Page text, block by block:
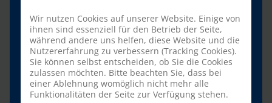
Heide Park World
Newsletter
Wir nutzen Cookies auf unserer Website. Einige von
ihnen sind essenziell für den Betrieb der Seite,
während andere uns helfen, diese Website und die
Nutzererfahrung zu verbessern (Tracking Cookies).
Sie können selbst entscheiden, ob Sie die Cookies
zulassen möchten. Bitte beachten Sie, dass bei
einer Ablehnung womöglich nicht mehr alle
Funktionalitäten der Seite zur Verfügung stehen.